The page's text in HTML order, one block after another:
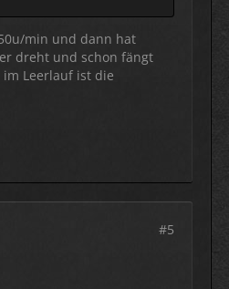
min und dann hat
dreht und schon fängt
Leerlauf ist die
#5